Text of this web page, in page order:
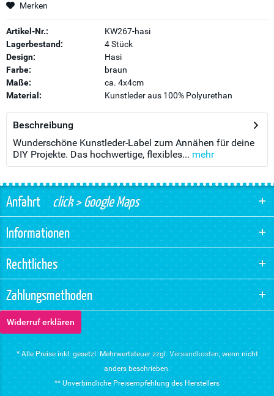
Merken
Artikel-Nr.:
KW267-hasi
Lagerbestand:
4 Stück
Design:
Hasi
Farbe:
braun
Maße:
ca. 4x4cm
Material:
Kunstleder aus 100% Polyurethan
Beschreibung
Wunderschöne Kunstleder-Label zum Annähen für deine
DIY Projekte. Das hochwertige, flexibles... mehr
Anfahrtclick > Google Maps
Informationen
Rechtliches
Zahlungsmethoden
Widerruf erklären
* Alle Preise inkl. gesetzl. Mehrwertsteuer zzgl. Versandkosten, wenn nicht
anders beschrieben.
** Unverbindliche Preisempfehlung des Herstellers